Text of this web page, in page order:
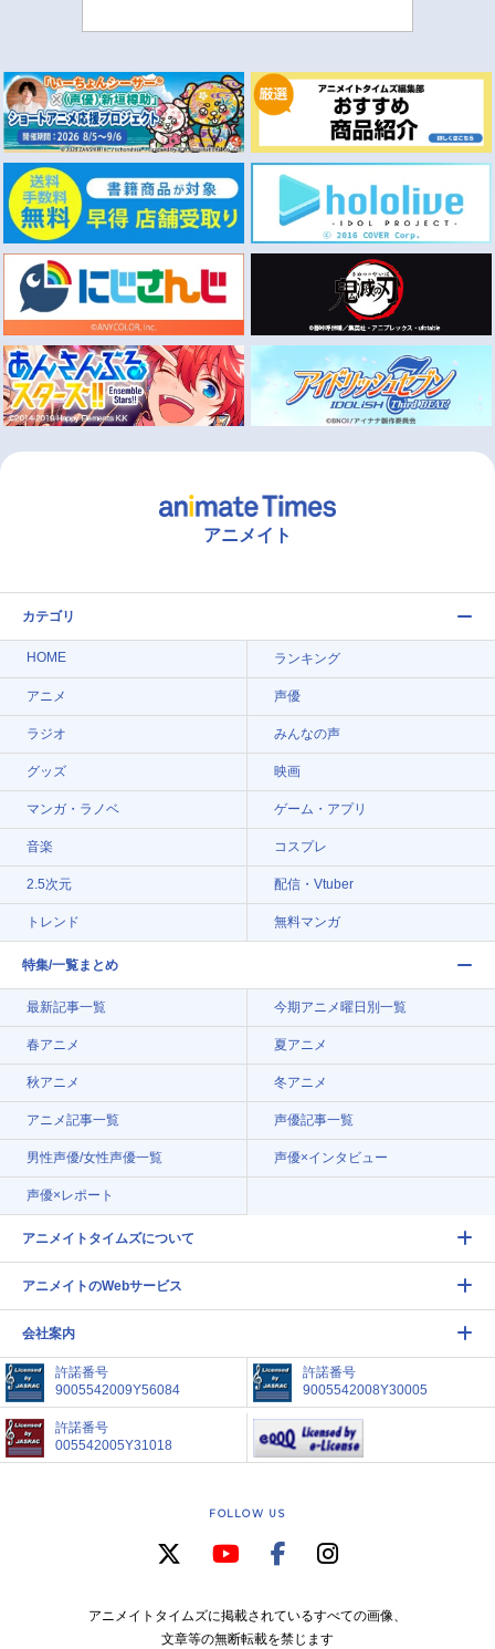
アニメイト
カテゴリ
HOME ランキング
アニメ 声優
ラジオ みんなの声
グッズ 映画
マンガ・ラノベ ゲーム・アプリ
音楽 コスプレ
2.5次元 配信・Vtuber
トレンド 無料マンガ
特集/一覧まとめ
最新記事一覧 今期アニメ曜日別一覧
春アニメ 夏アニメ
秋アニメ 冬アニメ
アニメ記事一覧 声優記事一覧
男性声優/女性声優一覧 声優×インタビュー
声優×レポート
アニメイトタイムズについて
アニメイトのWebサービス
会社案内
許諾番号
9005542009Y56084
許諾番号
9005542008Y30005
許諾番号
005542005Y31018
FOLLOW US
アニメイトタイムズに掲載されているすべての画像、
文章等の無断転載を禁じます